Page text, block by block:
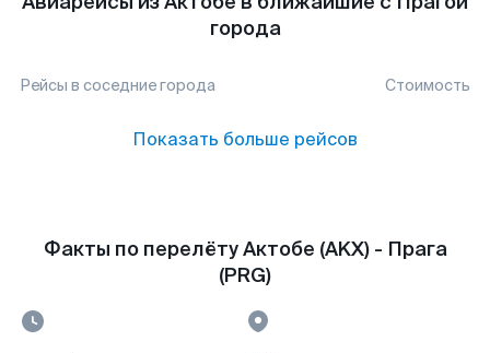
города
Рейсы в соседние города Стоимость
Показать больше рейсов
Факты по перелёту Актобе (AKX) - Прага
(PRG)